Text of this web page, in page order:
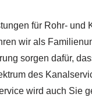
für Rohr-
wir als
sorgen dafür,
des
wird auch Sie